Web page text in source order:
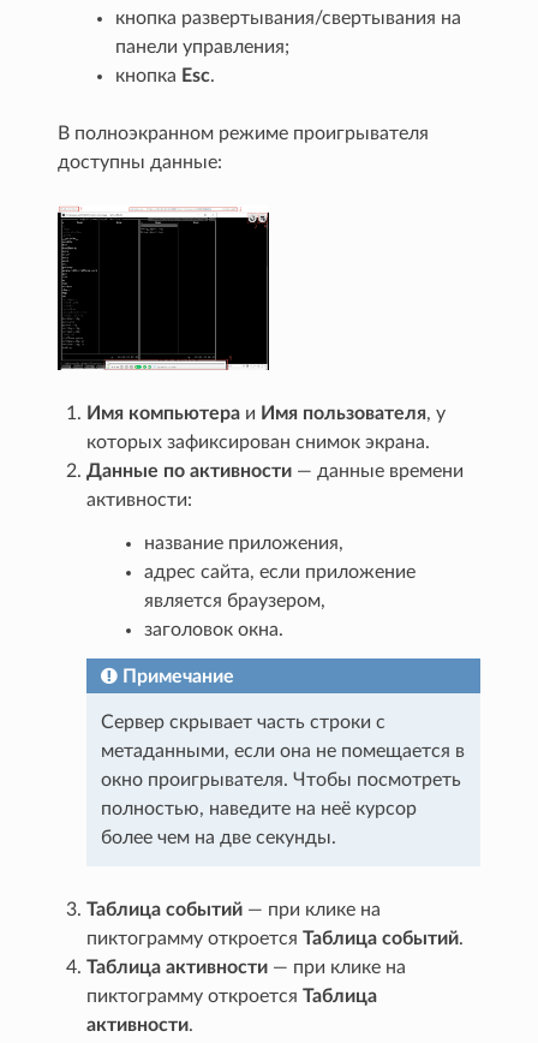
кнопка развертывания/свертывания на
панели управления;
кнопка Esc.
В полноэкранном режиме проигрывателя
доступны данные:
Имя компьютера и Имя пользователя, у
которых зафиксирован снимок экрана.
Данные по активности — данные времени
активности:
название приложения,
адрес сайта, если приложение
является браузером,
заголовок окна.
Примечание
Сервер скрывает часть строки с
метаданными, если она не помещается в
окно проигрывателя. Чтобы посмотреть
полностью, наведите на неё курсор
более чем на две секунды.
Таблица событий — при клике на
пиктограмму откроетсяТаблица событий.
Таблица активности — при клике на
пиктограмму откроетсяТаблица
активности.